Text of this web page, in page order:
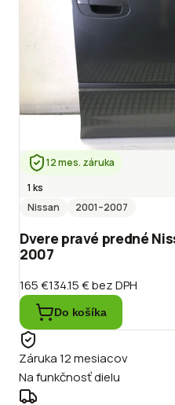
12 mes. záruka
1 ks
Nissan
2001–2007
Dvere pravé predné
2007
165 €134.15 €bez DPH
Do košíka
Záruka 12 mesiacov
Na funkčnosť dielu